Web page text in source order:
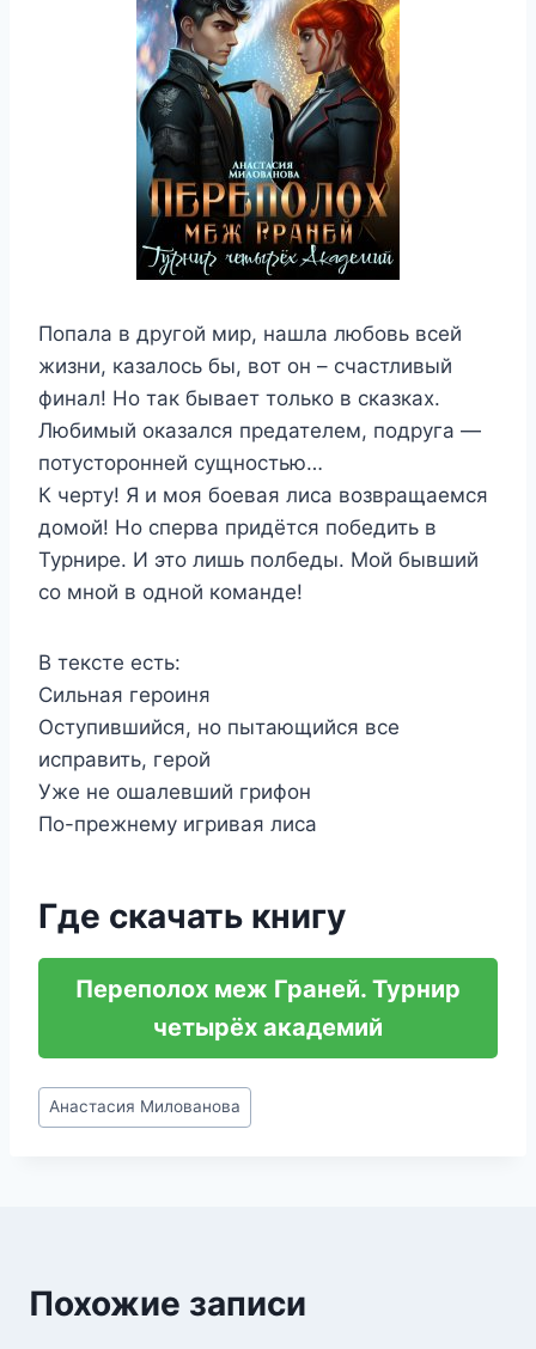
Попала в другой мир, нашла любовь всей
жизни, казалось бы, вот он – счастливый
финал! Но так бывает только в сказках.
Любимый оказался предателем, подруга —
потусторонней сущностью…
К черту! Я и моя боевая лиса возвращаемся
домой! Но сперва придётся победить в
Турнире. И это лишь полбеды. Мой бывший
со мной в одной команде!
В тексте есть:
Сильная героиня
Оступившийся, но пытающийся все
исправить, герой
Уже не ошалевший грифон
По-прежнему игривая лиса
Где скачать книгу
Переполох меж Граней. Турнир
четырёх академий
Метки
записи:
Анастасия Милованова
Похожие записи